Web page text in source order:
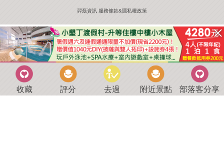
羿磊資訊 服務條款&隱私權政策
收藏 評分 去過 附近景點 部落客分享